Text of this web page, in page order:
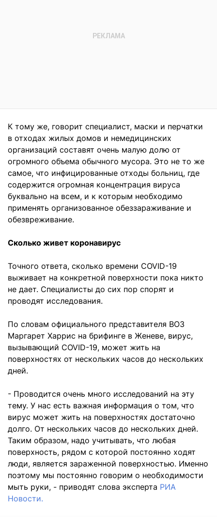
К тому же, говорит специалист, маски и перчатки
в отходах жилых домов и немедицинских
организаций составят очень малую долю от
огромного объема обычного мусора. Это не то же
самое, что инфицированные отходы больниц, где
содержится огромная концентрация вируса
буквально на всем, и к которым необходимо
применять организованное обеззараживание и
обезвреживание.
Сколько живет коронавирус
Точного ответа, сколько времени COVID-19
выживает на конкретной поверхности пока никто
не дает. Специалисты до сих пор спорят и
проводят исследования.
По словам официального представителя ВОЗ
Маргарет Харрис на брифинге в Женеве, вирус,
вызывающий COVID-19, может жить на
поверхностях от нескольких часов до нескольких
дней.
- Проводится очень много исследований на эту
тему. У нас есть важная информация о том, что
вирус может жить на поверхностях достаточно
долго. От нескольких часов до нескольких дней.
Таким образом, надо учитывать, что любая
поверхность, рядом с которой постоянно ходят
люди, является зараженной поверхностью. Именно
поэтому мы постоянно говорим о необходимости
мыть руки, - приводят слова эксперта РИА
Новости.